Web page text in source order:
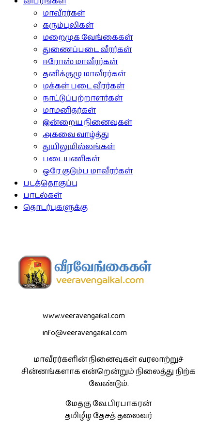
மாவீரர்கள்
கரும்புலிகள்
மறைமுக வேங்கைகள்
துணைப்படை வீரர்கள்
ஈரோஸ் மாவீரர்கள்
தனிக்குழு மாவீரர்கள்
மக்கள் படை வீரர்கள்
நாட்டுப்பற்றாளர்கள்
மாமனிதர்கள்
இன்றைய நினைவுகள்
அகவை வாழ்த்து
துயிலுமில்லங்கள்
படையணிகள்
ஒரே குடும்ப மாவீரர்கள்
படத்தொகுப்பு
பாடல்கள்
தொடர்புகளுக்கு
www.veeravengaikal.com
info@veeravengaikal.com
மாவீரர்களின் நினைவுகள் வரலாற்றுச்
சின்னங்களாக என்றென்றும் நிலைத்து நிற்க
வேண்டும்.
மேதகு வே.பிரபாகரன்
தமிழீழ தேசத் தலைவர்